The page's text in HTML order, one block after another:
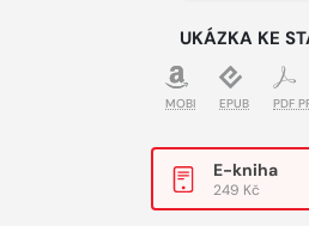
UKÁZKA KE
MOBI EPUB PDF
E-kniha
249 Kč